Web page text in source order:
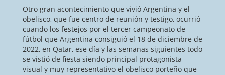
Otro gran acontecimiento que vivió Argentina y el
obelisco, que fue centro de reunión y testigo, ocurrió
cuando los festejos por el tercer campeonato de
fútbol que Argentina consiguió el 18 de diciembre de
2022, en Qatar, ese día y las semanas siguientes todo
se vistió de fiesta siendo principal protagonista
visual y muy representativo el obelisco porteño que